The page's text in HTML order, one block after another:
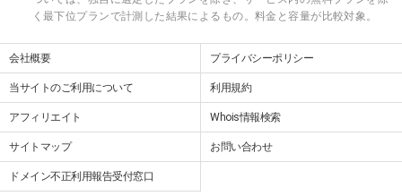
く最下位プランで計測した結果によるもの。料金と容量が比較対象。
会社概要 プライバシーポリシー
当サイトのご利用について 利用規約
アフィリエイト Whois情報検索
サイトマップ お問い合わせ
ドメイン不正利用報告受付窓口